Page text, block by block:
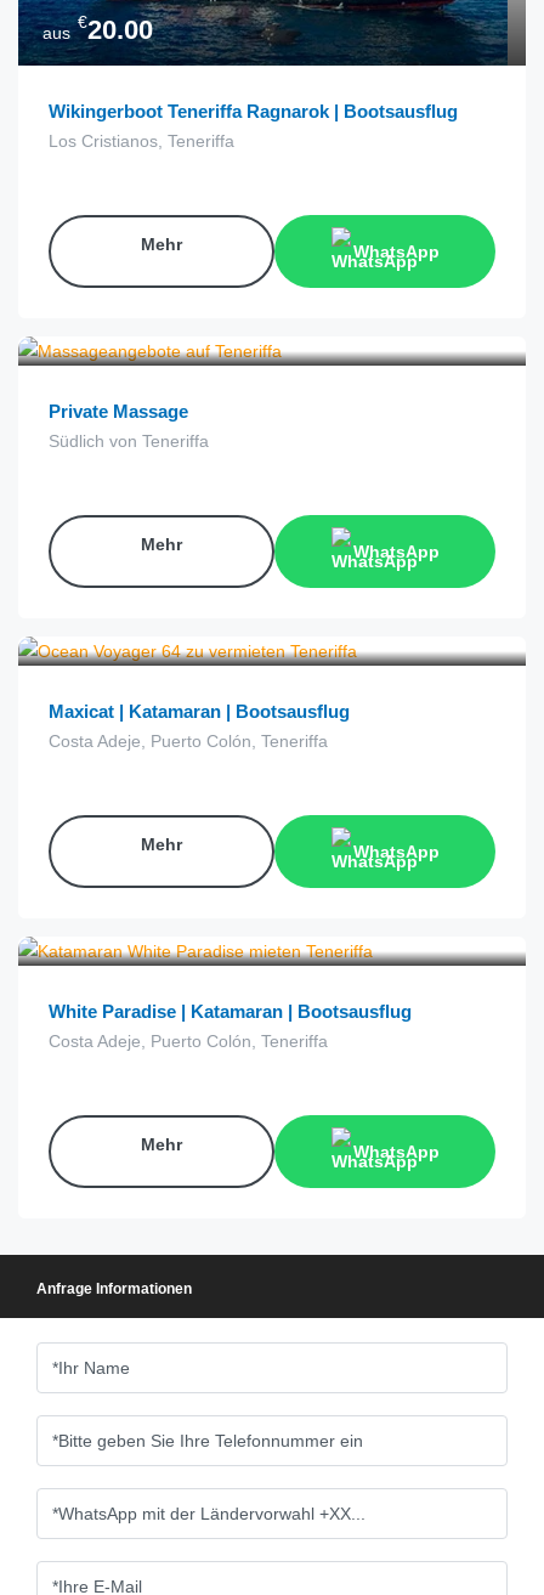
aus
€20.00
Wikingerboot Teneriffa Ragnarok | Bootsausflug
Los Cristianos, Teneriffa
Mehr WhatsApp
Private Massage
Südlich von Teneriffa
Mehr WhatsApp
Maxicat | Katamaran | Bootsausflug
Costa Adeje, Puerto Colón, Teneriffa
Mehr WhatsApp
White Paradise | Katamaran | Bootsausflug
Costa Adeje, Puerto Colón, Teneriffa
Mehr WhatsApp
Anfrage Informationen